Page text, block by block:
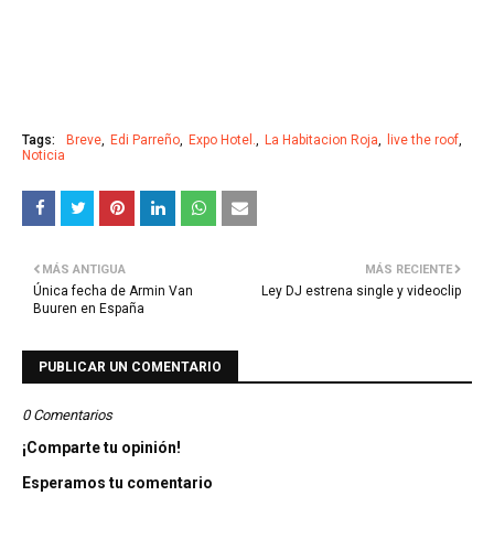
Tags: Breve Edi Parreño Expo Hotel. La Habitacion Roja
live the roof
Noticia
MÁS RECIENTE
Ley DJ estrena single y videoclip
MÁS ANTIGUA
Única fecha de Armin Van
Buuren en España
PUBLICAR UN COMENTARIO
0 Comentarios
¡Comparte tu opinión!
Esperamos tu comentario